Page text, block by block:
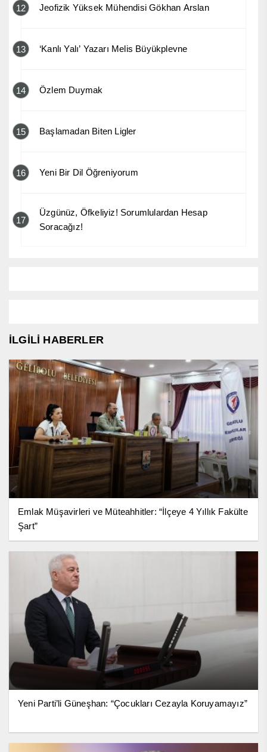
12 Jeofizik Yüksek Mühendisi Gökhan Arslan
13 ‘Kanlı Yalı’ Yazarı Melis Büyükplevne
14 Özlem Duymak
15 Başlamadan Biten Ligler
16 Yeni Bir Dil Öğreniyorum
17
Üzgünüz, Öfkeliyiz! Sorumlulardan Hesap
Soracağız!
İLGİLİ HABERLER
Emlak Müşavirleri ve Müteahhitler: “İlçeye 4 Yıllık Fakülte
Şart”
Yeni Parti’li Güneşhan: “Çocukları Cezayla Koruyamayız”